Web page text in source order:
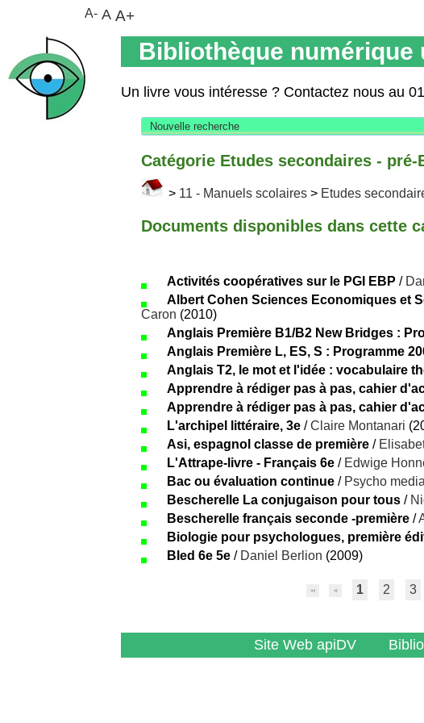
Bibliothèque numérique
Un livre vous intéresse ? Contactez nous au
Nouvelle recherche
Catégorie Etudes secondaires - pré-
> 11 - Manuels scolaires > Etudes
Documents disponibles dans cette
Activités coopératives sur le PGI EBP /
Albert Cohen Sciences Economiques et
Caron (2010)
Anglais Première B1/B2 New Bridges :
Anglais Première L, ES, S : Programme
Anglais T2, le mot et l'idée : vocabulaire
Apprendre à rédiger pas à pas, cahier
Apprendre à rédiger pas à pas, cahier
L'archipel littéraire, 3e /Claire Montanari
Asi, espagnol classe de première /
L'Attrape-livre - Français 6e / Edwige
Bac ou évaluation continue / Psycho media
Bescherelle La conjugaison pour tous /
Bescherelle français seconde -première /
Biologie pour psychologues, première
Bled 6e 5e / Daniel Berlion (2009)
1 2 3
Site Web apiDV
A- A A+